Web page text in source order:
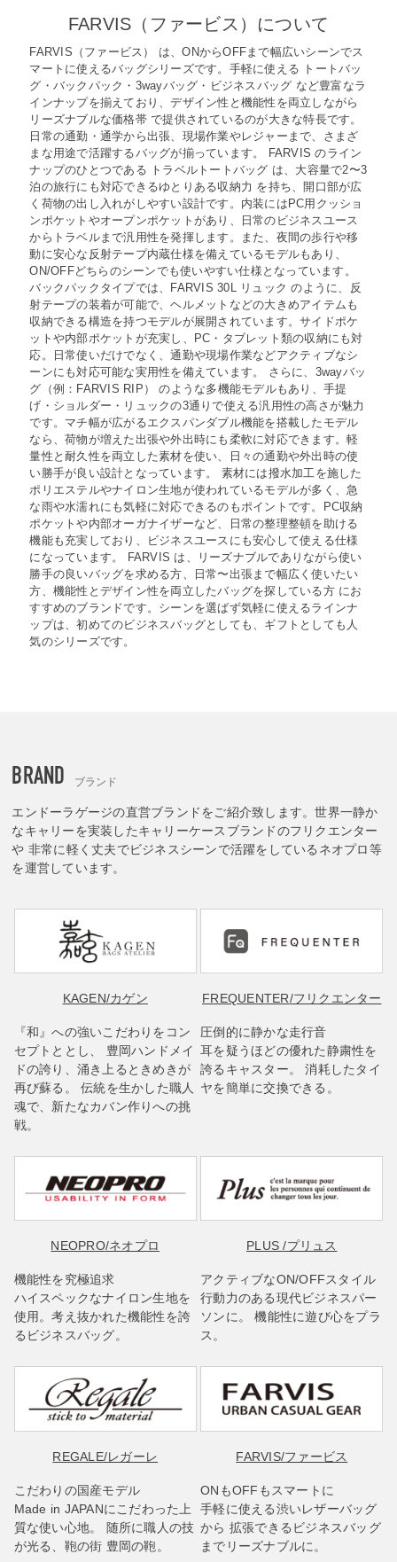
FARVIS（ファービス）について
FARVIS（ファービス） は、ONからOFFまで幅広いシーンでス
マートに使えるバッグシリーズです。手軽に使える トートバッ
グ・バックパック・3wayバッグ・ビジネスバッグ など豊富なラ
インナップを揃えており、デザイン性と機能性を両立しながら
リーズナブルな価格帯 で提供されているのが大きな特長です。
日常の通勤・通学から出張、現場作業やレジャーまで、さまざ
まな用途で活躍するバッグが揃っています。 FARVIS のライン
ナップのひとつである トラベルトートバッグ は、大容量で2〜3
泊の旅行にも対応できるゆとりある収納力 を持ち、開口部が広
く荷物の出し入れがしやすい設計です。内装にはPC用クッショ
ンポケットやオープンポケットがあり、日常のビジネスユース
からトラベルまで汎用性を発揮します。また、夜間の歩行や移
動に安心な反射テープ内蔵仕様を備えているモデルもあり、
ON/OFFどちらのシーンでも使いやすい仕様となっています。
バックパックタイプでは、FARVIS 30L リュック のように、反
射テープの装着が可能で、ヘルメットなどの大きめアイテムも
収納できる構造を持つモデルが展開されています。サイドポケ
ットや内部ポケットが充実し、PC・タブレット類の収納にも対
応。日常使いだけでなく、通勤や現場作業などアクティブなシ
ーンにも対応可能な実用性を備えています。 さらに、3wayバッ
グ（例：FARVIS RIP） のような多機能モデルもあり、手提
げ・ショルダー・リュックの3通りで使える汎用性の高さが魅力
です。マチ幅が広がるエクスパンダブル機能を搭載したモデル
なら、荷物が増えた出張や外出時にも柔軟に対応できます。軽
量性と耐久性を両立した素材を使い、日々の通勤や外出時の使
い勝手が良い設計となっています。 素材には撥水加工を施した
ポリエステルやナイロン生地が使われているモデルが多く、急
な雨や水濡れにも気軽に対応できるのもポイントです。PC収納
ポケットや内部オーガナイザーなど、日常の整理整頓を助ける
機能も充実しており、ビジネスユースにも安心して使える仕様
になっています。 FARVIS は、リーズナブルでありながら使い
勝手の良いバッグを求める方、日常〜出張まで幅広く使いたい
方、機能性とデザイン性を両立したバッグを探している方 にお
すすめのブランドです。シーンを選ばず気軽に使えるラインナ
ップは、初めてのビジネスバッグとしても、ギフトとしても人
気のシリーズです。
BRAND ブランド
エンドーラゲージの直営ブランドをご紹介致します。世界一静か
なキャリーを実装したキャリーケースブランドのフリクエンター
や 非常に軽く丈夫でビジネスシーンで活躍をしているネオプロ等
を運営しています。
KAGEN/カゲン
『和』への強いこだわりをコン
セプトととし、 豊岡ハンドメイ
ドの誇り、涌き上るときめきが
再び蘇る。 伝統を生かした職人
魂で、新たなカバン作りへの挑
戦。
FREQUENTER/フリクエンター
圧倒的に静かな走行音
耳を疑うほどの優れた静粛性を
誇るキャスター。 消耗したタイ
ヤを簡単に交換できる。
NEOPRO/ネオプロ
機能性を究極追求
ハイスペックなナイロン生地を
使用。考え抜かれた機能性を誇
るビジネスバッグ。
PLUS/プリュス
アクティブなON/OFFスタイル
行動力のある現代ビジネスパー
ソンに。 機能性に遊び心をプラ
ス。
REGALE/レガーレ
こだわりの国産モデル
Made in JAPANにこだわった上
質な使い心地。 随所に職人の技
が光る、鞄の街 豊岡の鞄。
FARVIS/ファービス
ONもOFFもスマートに
手軽に使える渋いレザーバッグ
から 拡張できるビジネスバッグ
までリーズナブルに。